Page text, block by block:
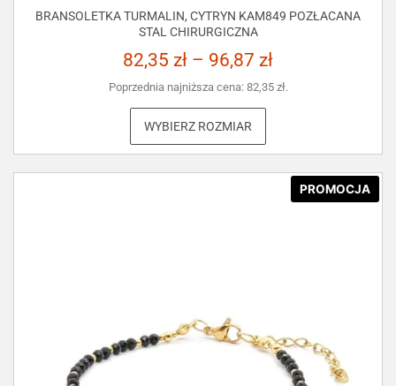
BRANSOLETKA TURMALIN, CYTRYN KAM849 POZŁACANA
STAL CHIRURGICZNA
82,35 zł – 96,87 zł
Poprzednia najniższa cena: 82,35 zł.
WYBIERZ ROZMIAR
PROMOCJA